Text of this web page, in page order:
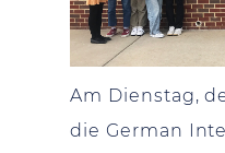
Am Dienstag,
die German